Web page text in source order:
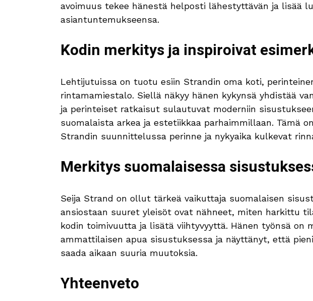
avoimuus tekee hänestä helposti lähestyttävän ja lisää
asiantuntemukseensa.
Kodin merkitys ja inspiroivat
Lehtijutuissa on tuotu esiin Strandin oma koti,
rintamamiestalo. Siellä näkyy hänen kykynsä yhdistää
ja perinteiset ratkaisut sulautuvat moderniin
suomalaista arkea ja estetiikkaa parhaimmillaan. Tämä
Strandin suunnittelussa perinne ja nykyaika kulkevat
Merkitys suomalaisessa
Seija Strand on ollut tärkeä vaikuttaja suomalaisen
ansiostaan suuret yleisöt ovat nähneet, miten harkittu
kodin toimivuutta ja lisätä viihtyvyyttä. Hänen työnsä on
ammattilaisen apua sisustuksessa ja näyttänyt, että
saada aikaan suuria muutoksia.
Yhteenveto